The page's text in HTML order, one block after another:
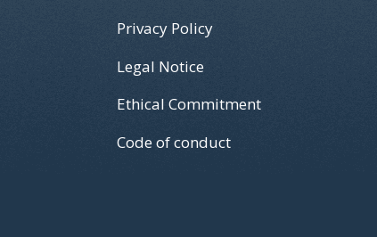
Privacy Policy
Legal Notice
Ethical Commitment
Code of conduct